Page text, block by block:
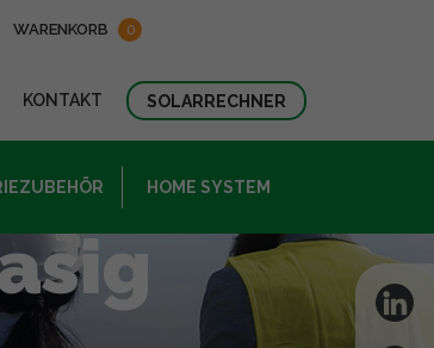
WARENKORB 0
KONTAKT SOLARRECHNER
HOME SYSTEM